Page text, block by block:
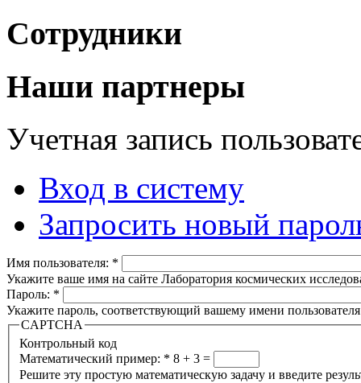
Сотрудники
Наши партнеры
Учетная запись
Вход в систему
Запросить новый
Имя пользователя: *
Укажите ваше имя на сайте Лаборатория космических
Пароль: *
Укажите пароль, соответствующий вашему имени
CAPTCHA
Контрольный код
Математический пример: * 8 + 3 =
Решите эту простую математическую задачу и введите